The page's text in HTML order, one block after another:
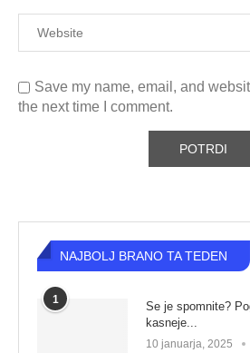
Save my name, email, and
the next time I comment.
NAJBOLJ BRANO TA TEDEN
1
Se je spomnite?
kasneje...
10 januarja, 2025